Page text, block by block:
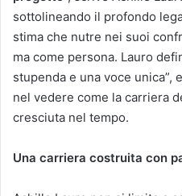
sottolineando il profondo
stima che nutre nei suoi
ma come persona. Lauro
stupenda e una voce
nel vedere come la carriera
cresciuta nel tempo.
Una carriera costruita con